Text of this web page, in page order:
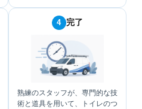
4 完了
熟練のスタッフが、専門的な技
術と道具を用いて、トイレのつ